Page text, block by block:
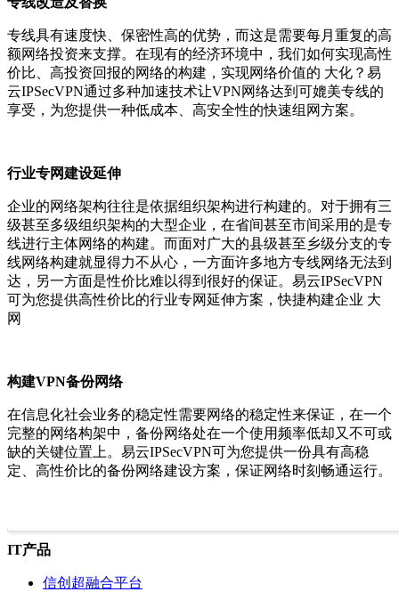
专线具有速度快、保密性高的优势，而这是需要每月重复的高
额网络投资来支撑。在现有的经济环境中，我们如何实现高性
价比、高投资回报的网络的构建，实现网络价值的 大化？易
云IPSecVPN通过多种加速技术让VPN网络达到可媲美专线的
享受，为您提供一种低成本、高安全性的快速组网方案。
行业专网建设延伸
企业的网络架构往往是依据组织架构进行构建的。对于拥有三
级甚至多级组织架构的大型企业，在省间甚至市间采用的是专
线进行主体网络的构建。而面对广大的县级甚至乡级分支的专
线网络构建就显得力不从心，一方面许多地方专线网络无法到
达，另一方面是性价比难以得到很好的保证。易云IPSecVPN
可为您提供高性价比的行业专网延伸方案，快捷构建企业 大
网
构建VPN备份网络
在信息化社会业务的稳定性需要网络的稳定性来保证，在一个
完整的网络构架中，备份网络处在一个使用频率低却又不可或
缺的关键位置上。易云IPSecVPN可为您提供一份具有高稳
定、高性价比的备份网络建设方案，保证网络时刻畅通运行。
IT产品
信创超融合平台